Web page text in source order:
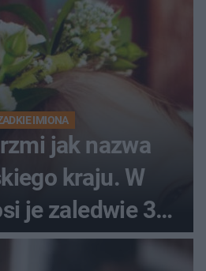
IMIONA
jak nazwa
kraju. W
je zaledwie 3